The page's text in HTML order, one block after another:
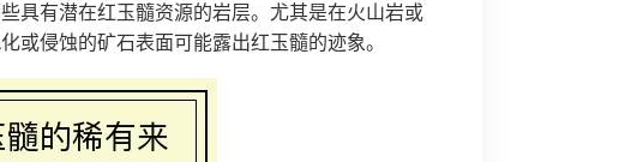
具有潜在红玉髓资源的岩层。尤其是在火山岩或
或侵蚀的矿石表面可能露出红玉髓的迹象。